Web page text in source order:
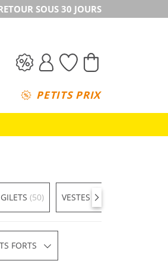
SOUS 30 JOURS
PETITS PRIX
GILETS (50) VESTES HARDSHELL
FORTS